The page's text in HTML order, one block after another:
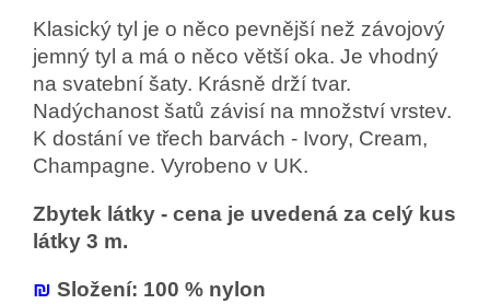
Klasický tyl je o něco pevnější než závojový
jemný tyl a má o něco větší oka. Je vhodný
na svatební šaty. Krásně drží tvar.
Nadýchanost šatů závisí na množství vrstev.
K dostání ve třech barvách - Ivory, Cream,
Champagne. Vyrobeno v UK.
Zbytek látky - cena je uvedená za celý kus
látky 3 m.
₪ Složení: 100 % nylon